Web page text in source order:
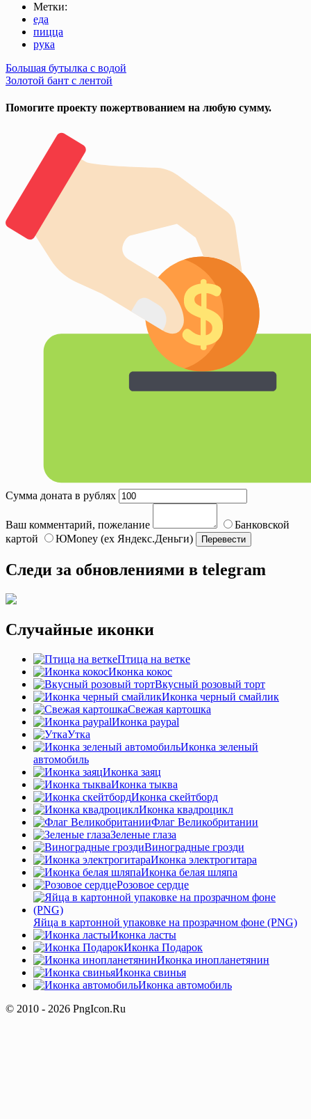
Метки:
еда
пицца
рука
Post
navigation
Большая бутылка с водой
Золотой бант с лентой
Помогите проекту пожертвованием на любую сумму.
Сумма доната в рублях
Ваш комментарий, пожелание
Банковской
картой
ЮMoney (ex Яндекс.Деньги)
Следи за обновлениями в telegram
Случайные иконки
Птица на ветке
Иконка кокос
Вкусный розовый торт
Иконка черный смайлик
Свежая картошка
Иконка paypal
Утка
Иконка зеленый
автомобиль
Иконка заяц
Иконка тыква
Иконка скейтборд
Иконка квадроцикл
Флаг Великобритании
Зеленые глаза
Виноградные грозди
Иконка электрогитара
Иконка белая шляпа
Розовое сердце
Яйца в картонной упаковке на прозрачном фоне (PNG)
Иконка ласты
Иконка Подарок
Иконка инопланетянин
Иконка свинья
Иконка автомобиль
© 2010 - 2026 PngIcon.Ru